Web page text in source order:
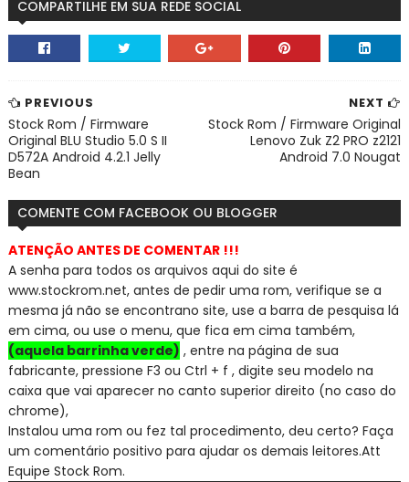
COMPARTILHE EM SUA REDE SOCIAL
NEXT
Stock Rom / Firmware Original
Lenovo Zuk Z2 PRO z2121
Android 7.0 Nougat
PREVIOUS
Stock Rom / Firmware
Original BLU Studio 5.0 S II
D572A Android 4.2.1 Jelly
Bean
COMENTE COM FACEBOOK OU BLOGGER
ATENÇÃO ANTES DE COMENTAR !!!
A senha para todos os arquivos aqui do site é
www.stockrom.net, antes de pedir uma rom, verifique se a
mesma já não se encontrano site, use a barra de pesquisa lá
em cima, ou use o menu, que fica em cima também,
(aquela barrinha verde) , entre na página de sua
fabricante, pressione F3 ou Ctrl + f , digite seu modelo na
caixa que vai aparecer no canto superior direito (no caso do
chrome),
Instalou uma rom ou fez tal procedimento, deu certo? Faça
um comentário positivo para ajudar os demais leitores.Att
Equipe Stock Rom.